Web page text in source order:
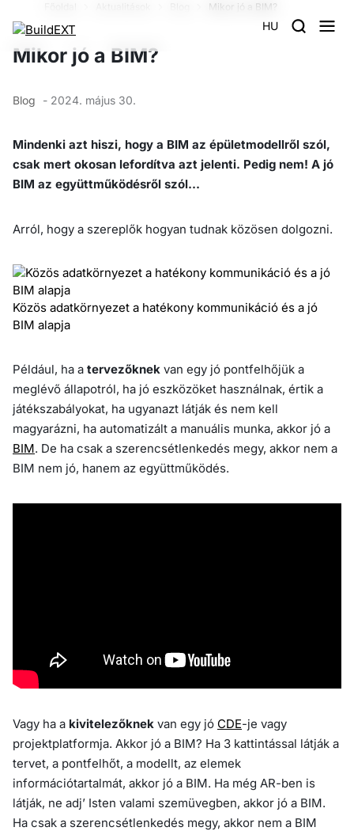
HU
Mikor jó a BIM?
Mikor jó a BIM?
Blog - 2024. május 30.
Mindenki azt hiszi, hogy a BIM az épületmodellről szól,
csak mert okosan lefordítva azt jelenti. Pedig nem! A jó
BIM az együttműködésről szól…
Arról, hogy a szereplők hogyan tudnak közösen dolgozni.
Közös adatkörnyezet a hatékony kommunikáció és a jó
BIM alapja
Például, ha a tervezőknek van egy jó pontfelhőjük a
meglévő állapotról, ha jó eszközöket használnak, értik a
játékszabályokat, ha ugyanazt látják és nem kell
magyarázni, ha automatizált a manuális munka, akkor jó a
BIM. De ha csak a szerencsétlenkedés megy, akkor nem a
BIM nem jó, hanem az együttműködés.
Vagy ha a kivitelezőknek van egy jó CDE-je vagy
projektplatformja. Akkor jó a BIM? Ha 3 kattintással látják a
tervet, a pontfelhőt, a modellt, az elemek
információtartalmát, akkor jó a BIM. Ha még AR-ben is
látják, ne adj’ Isten valami szemüvegben, akkor jó a BIM.
Ha csak a szerencsétlenkedés megy, akkor nem a BIM